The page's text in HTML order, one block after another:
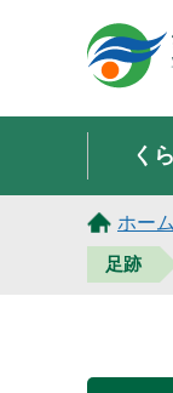
錦江町
く
ホーム
足跡